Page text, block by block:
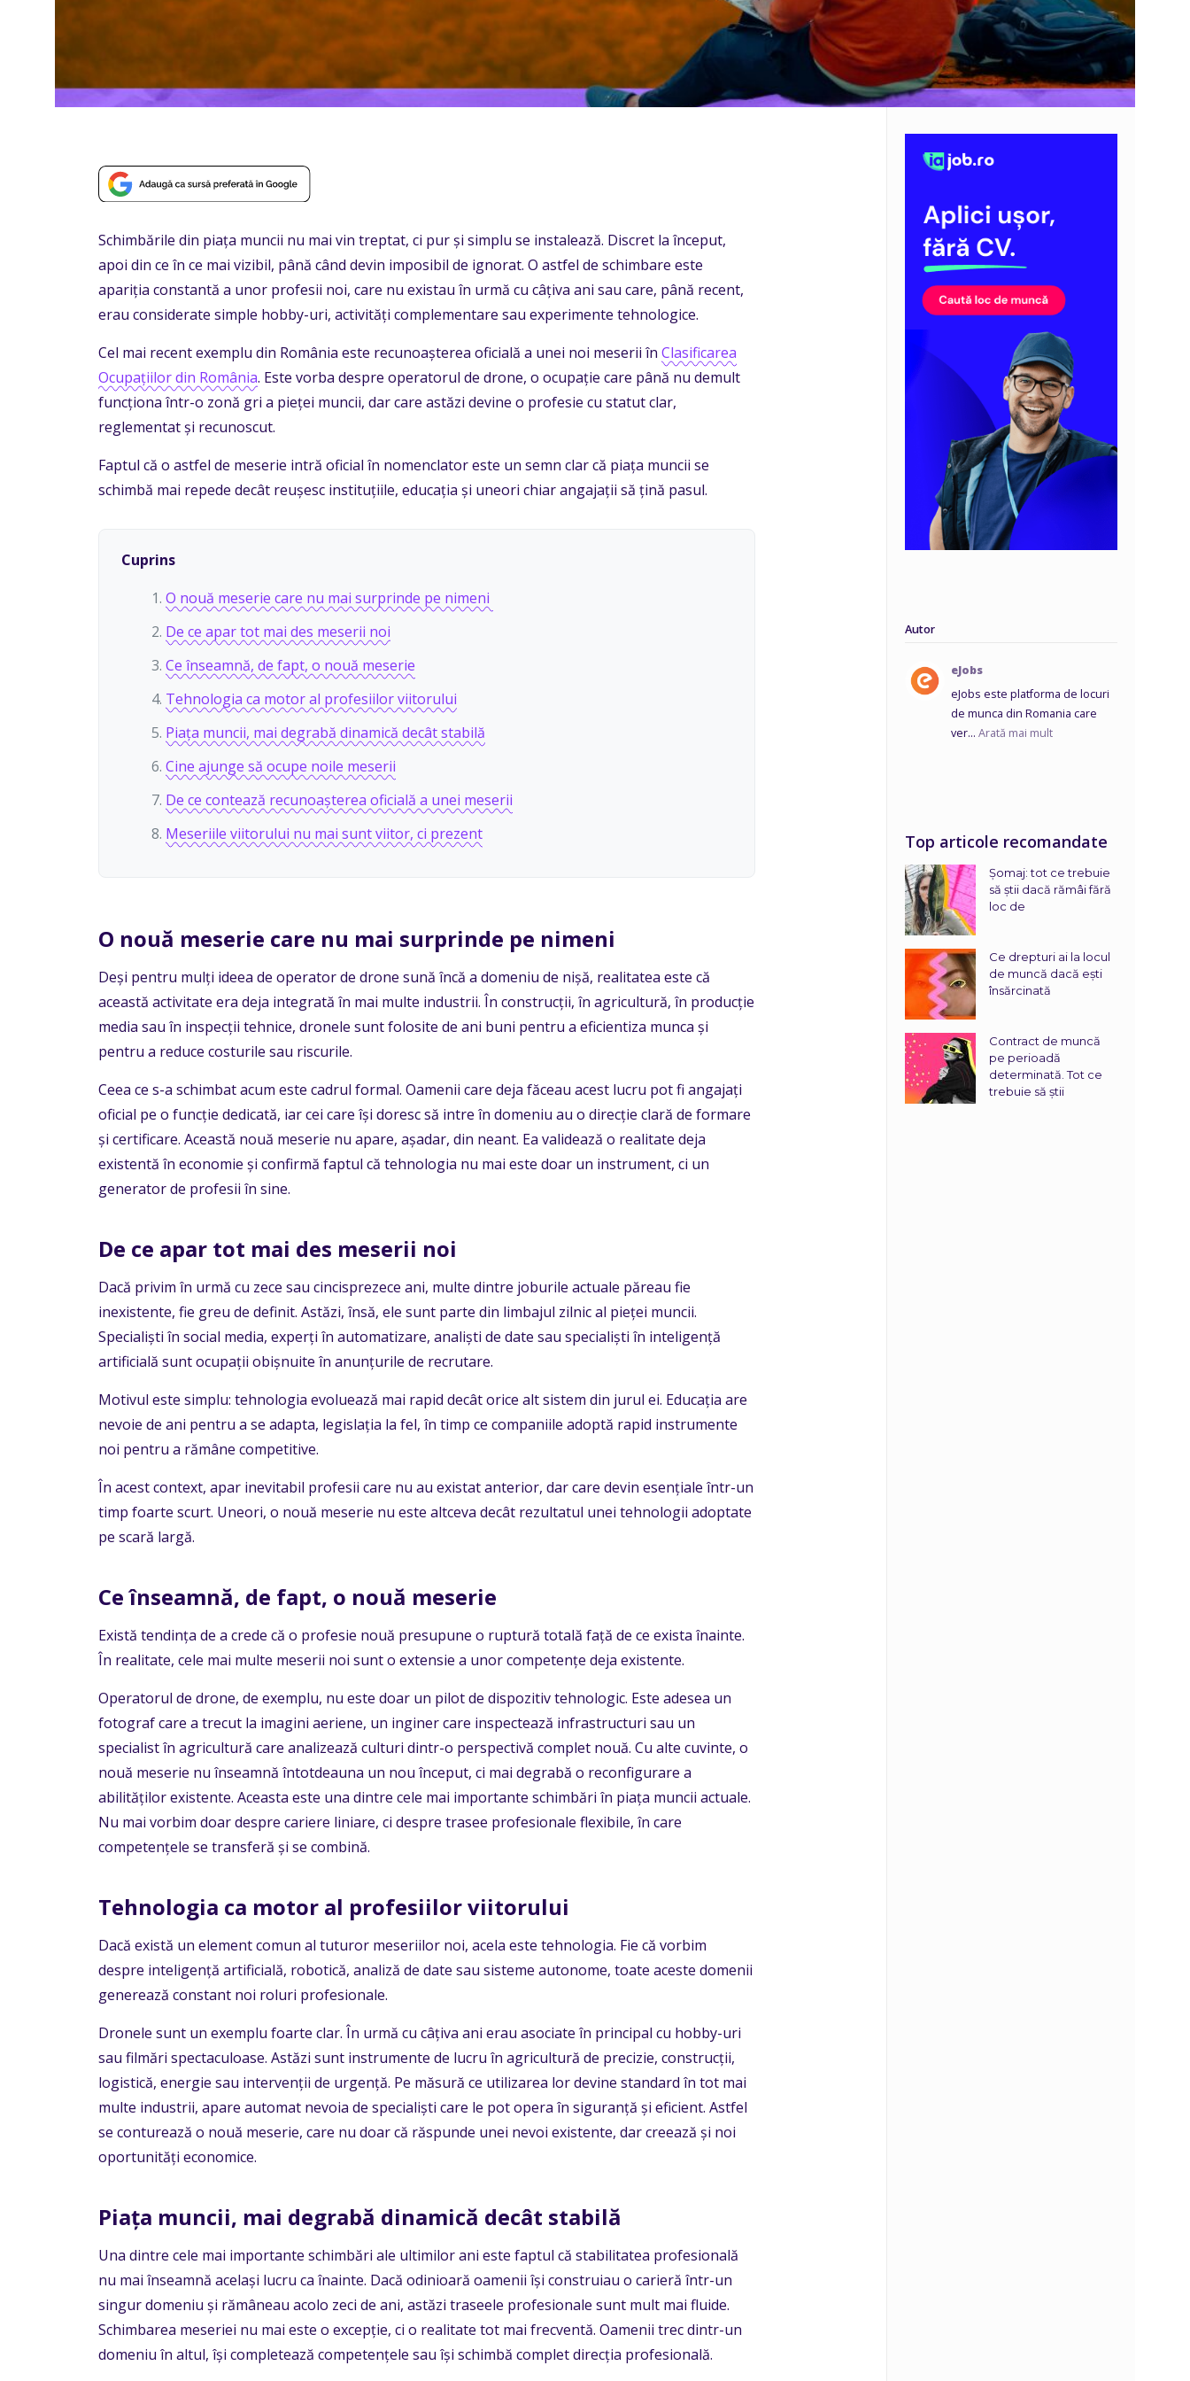
Schimbările din piața muncii nu mai vin treptat, ci pur și simplu se instalează. Discret la început,
apoi din ce în ce mai vizibil, până când devin imposibil de ignorat. O astfel de schimbare este
apariția constantă a unor profesii noi, care nu existau în urmă cu câțiva ani sau care, până recent,
erau considerate simple hobby-uri, activități complementare sau experimente tehnologice.
Cel mai recent exemplu din România este recunoașterea oficială a unei noi meserii în Clasificarea
Ocupațiilor din România. Este vorba despre operatorul de drone, o ocupație care până nu demult
funcționa într-o zonă gri a pieței muncii, dar care astăzi devine o profesie cu statut clar,
reglementat și recunoscut.
Faptul că o astfel de meserie intră oficial în nomenclator este un semn clar că piața muncii se
schimbă mai repede decât reușesc instituțiile, educația și uneori chiar angajații să țină pasul.
Cuprins
O nouă meserie care nu mai surprinde pe nimeni
De ce apar tot mai des meserii noi
Ce înseamnă, de fapt, o nouă meserie
Tehnologia ca motor al profesiilor viitorului
Piața muncii, mai degrabă dinamică decât stabilă
Cine ajunge să ocupe noile meserii
De ce contează recunoașterea oficială a unei meserii
Meseriile viitorului nu mai sunt viitor, ci prezent
O nouă meserie care nu mai surprinde pe nimeni
Deși pentru mulți ideea de operator de drone sună încă a domeniu de nișă, realitatea este că
această activitate era deja integrată în mai multe industrii. În construcții, în agricultură, în producție
media sau în inspecții tehnice, dronele sunt folosite de ani buni pentru a eficientiza munca și
pentru a reduce costurile sau riscurile.
Ceea ce s-a schimbat acum este cadrul formal. Oamenii care deja făceau acest lucru pot fi angajați
oficial pe o funcție dedicată, iar cei care își doresc să intre în domeniu au o direcție clară de formare
și certificare. Această nouă meserie nu apare, așadar, din neant. Ea validează o realitate deja
existentă în economie și confirmă faptul că tehnologia nu mai este doar un instrument, ci un
generator de profesii în sine.
De ce apar tot mai des meserii noi
Dacă privim în urmă cu zece sau cincisprezece ani, multe dintre joburile actuale păreau fie
inexistente, fie greu de definit. Astăzi, însă, ele sunt parte din limbajul zilnic al pieței muncii.
Specialiști în social media, experți în automatizare, analiști de date sau specialiști în inteligență
artificială sunt ocupații obișnuite în anunțurile de recrutare.
Motivul este simplu: tehnologia evoluează mai rapid decât orice alt sistem din jurul ei. Educația are
nevoie de ani pentru a se adapta, legislația la fel, în timp ce companiile adoptă rapid instrumente
noi pentru a rămâne competitive.
În acest context, apar inevitabil profesii care nu au existat anterior, dar care devin esențiale într-un
timp foarte scurt. Uneori, o nouă meserie nu este altceva decât rezultatul unei tehnologii adoptate
pe scară largă.
Ce înseamnă, de fapt, o nouă meserie
Există tendința de a crede că o profesie nouă presupune o ruptură totală față de ce exista înainte.
În realitate, cele mai multe meserii noi sunt o extensie a unor competențe deja existente.
Operatorul de drone, de exemplu, nu este doar un pilot de dispozitiv tehnologic. Este adesea un
fotograf care a trecut la imagini aeriene, un inginer care inspectează infrastructuri sau un
specialist în agricultură care analizează culturi dintr-o perspectivă complet nouă. Cu alte cuvinte, o
nouă meserie nu înseamnă întotdeauna un nou început, ci mai degrabă o reconfigurare a
abilităților existente. Aceasta este una dintre cele mai importante schimbări în piața muncii actuale.
Nu mai vorbim doar despre cariere liniare, ci despre trasee profesionale flexibile, în care
competențele se transferă și se combină.
Tehnologia ca motor al profesiilor viitorului
Dacă există un element comun al tuturor meseriilor noi, acela este tehnologia. Fie că vorbim
despre inteligență artificială, robotică, analiză de date sau sisteme autonome, toate aceste domenii
generează constant noi roluri profesionale.
Dronele sunt un exemplu foarte clar. În urmă cu câțiva ani erau asociate în principal cu hobby-uri
sau filmări spectaculoase. Astăzi sunt instrumente de lucru în agricultură de precizie, construcții,
logistică, energie sau intervenții de urgență. Pe măsură ce utilizarea lor devine standard în tot mai
multe industrii, apare automat nevoia de specialiști care le pot opera în siguranță și eficient. Astfel
se conturează o nouă meserie, care nu doar că răspunde unei nevoi existente, dar creează și noi
oportunități economice.
Piața muncii, mai degrabă dinamică decât stabilă
Una dintre cele mai importante schimbări ale ultimilor ani este faptul că stabilitatea profesională
nu mai înseamnă același lucru ca înainte. Dacă odinioară oamenii își construiau o carieră într-un
singur domeniu și rămâneau acolo zeci de ani, astăzi traseele profesionale sunt mult mai fluide.
Schimbarea meseriei nu mai este o excepție, ci o realitate tot mai frecventă. Oamenii trec dintr-un
domeniu în altul, își completează competențele sau își schimbă complet direcția profesională.
Autor
eJobs
eJobs este platforma de locuri
de munca din Romania care
ver...Arată mai mult
Top articole recomandate
Șomaj: tot ce trebuie
să știi dacă rămâi fără
loc de
Ce drepturi ai la locul
de muncă dacă ești
însărcinată
Contract de muncă
pe perioadă
determinată. Tot ce
trebuie să știi